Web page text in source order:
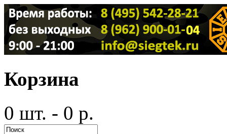
Корзина
0 шт. - 0 р.